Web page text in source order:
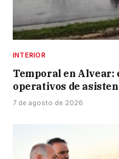
INTERIOR
Temporal en Alvear:
operativos de
7 de agosto de 2026